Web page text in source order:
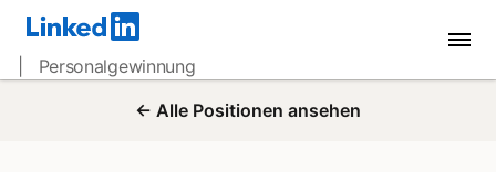
| Personalgewinnung
← Alle Positionen ansehen